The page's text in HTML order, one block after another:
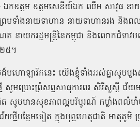
ឯកឧត្ដម ឧត្តមសេនីយ៍ឯក ឈឹម សាវុធ នាយ
ព្រមទាំងនាយទាហាន នាយទាហានរង និង
នាយករដ្ឋមន្រ្តីនៃកម្ពុជា និងលោកជំទាវ
៥។
ដ៏មហោឡារិកនេះ យើងខ្ញុំទាំងអស់គ្នាសូម
ថ្មី សូមប្រោះព្រំសព្ទសាធុការពរ សិរីសួស្ដី
សូមមានសុខភាពល្អបរិបូរណ៍ កម្លាំងពលំមាំ
ថ្មីបន្ថែមទៀត ក្នុងបុព្វហេតុជាតិ មាតុភូ